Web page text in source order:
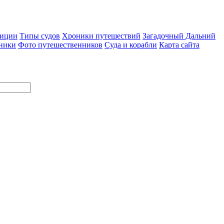
Типы судов Хроники путешествий Загадочный Дальний
Фото путешественников Суда и корабли Карта сайта